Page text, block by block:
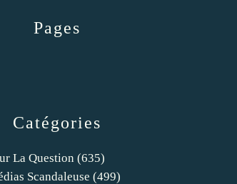
Catégories
La Question (635)
Scandaleuse (499)
Pages